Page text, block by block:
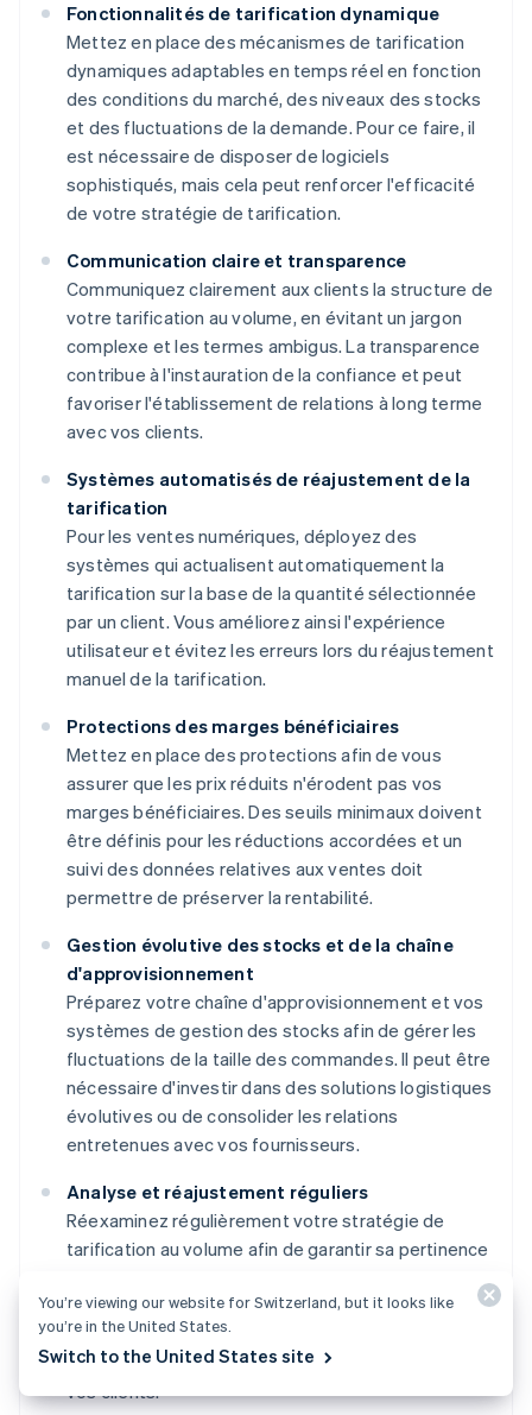
Fonctionnalités de tarification dynamique
Mettez en place des mécanismes de tarification
dynamiques adaptables en temps réel en fonction
des conditions du marché, des niveaux des stocks
et des fluctuations de la demande. Pour ce faire, il
est nécessaire de disposer de logiciels
sophistiqués, mais cela peut renforcer l'efficacité
de votre stratégie de tarification.
Communication claire et transparence
Communiquez clairement aux clients la structure de
votre tarification au volume, en évitant un jargon
complexe et les termes ambigus. La transparence
contribue à l'instauration de la confiance et peut
favoriser l'établissement de relations à long terme
avec vos clients.
Systèmes automatisés de réajustement de la
tarification
Pour les ventes numériques, déployez des
systèmes qui actualisent automatiquement la
tarification sur la base de la quantité sélectionnée
par un client. Vous améliorez ainsi l'expérience
utilisateur et évitez les erreurs lors du réajustement
manuel de la tarification.
Protections des marges bénéficiaires
Mettez en place des protections afin de vous
assurer que les prix réduits n'érodent pas vos
marges bénéficiaires. Des seuils minimaux doivent
être définis pour les réductions accordées et un
suivi des données relatives aux ventes doit
permettre de préserver la rentabilité.
Gestion évolutive des stocks et de la chaîne
d'approvisionnement
Préparez votre chaîne d'approvisionnement et vos
systèmes de gestion des stocks afin de gérer les
fluctuations de la taille des commandes. Il peut être
nécessaire d'investir dans des solutions logistiques
évolutives ou de consolider les relations
entretenues avec vos fournisseurs.
Analyse et réajustement réguliers
Réexaminez régulièrement votre stratégie de
tarification au volume afin de garantir sa pertinence
grille tarifaire, vos réductions et vos conditions en
fonction de l'évolution des conditions du marché,
des structures de coûts et des commentaires de
vos clients.
You’re viewing our website for Switzerland, but it looks like
you’re in the United States.
Switch to the United States site